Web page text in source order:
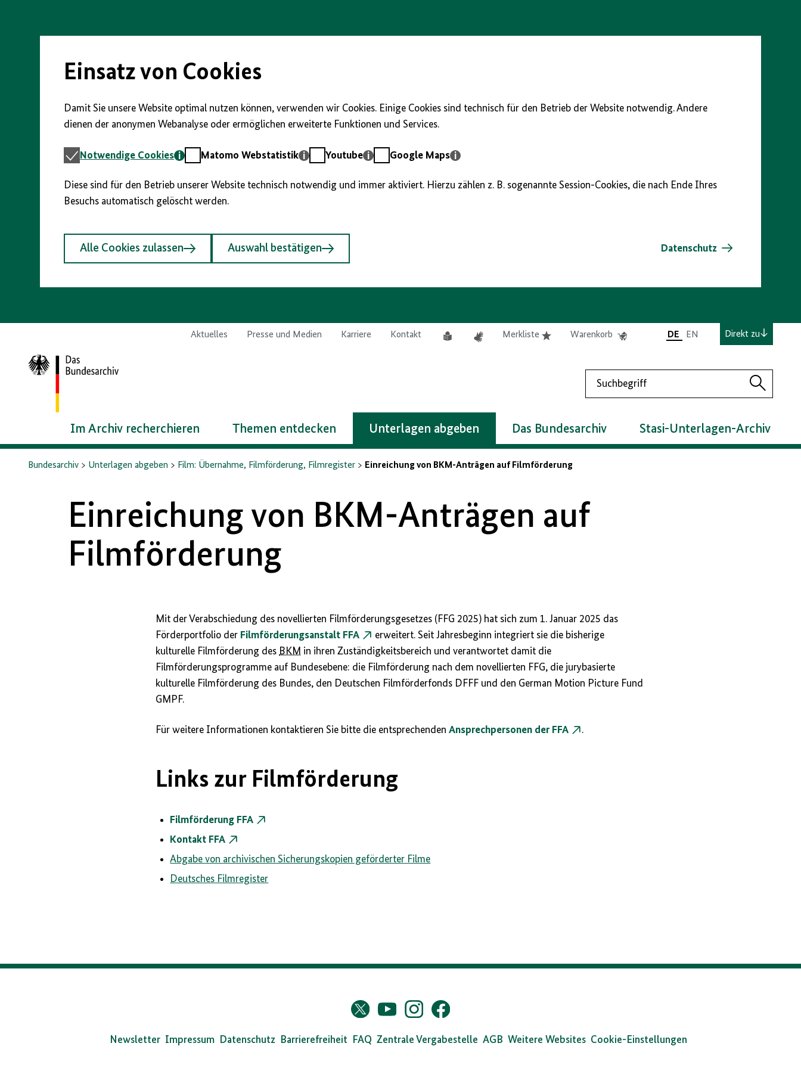
Seiteninhalt
Einsatz von Cookies
Damit Sie unsere Website optimal nutzen können, verwenden wir Cookies. Einige Cookies sind technisch für den Betrieb der Website notwendig. Andere
dienen der anonymen Webanalyse oder ermöglichen erweiterte Funktionen und Services.
Notwendige
Notwendige Cookies
MatomoMatomo Webstatistik YoutubeYoutube
GoogleGoogle Maps
Diese sind für den Betrieb unserer Website technisch notwendig und immer aktiviert. Hierzu zählen z. B. sogenannte Session-Cookies, die nach Ende Ihres
Besuchs automatisch gelöscht werden.
Alle Cookies zulassen Auswahl bestätigen Datenschutz
Aktuelles Presse und Medien Karriere Kontakt
Leichte
Gebärdensprache
Merkliste
ElementeWarenkorb
Elemente
Warenkorb
DE EN Direkt zu
Zur
Startseite
Suchen
Im Archiv recherchieren Themen entdecken Unterlagen abgeben Das Bundesarchiv Stasi-Unterlagen-Archiv
Bundesarchiv Unterlagen abgeben Film: Übernahme, Filmförderung, Filmregister Einreichung von BKM-Anträgen auf Filmförderung
Einreichung von BKM-Anträgen auf
Filmförderung
Mit der Verabschiedung des novellierten Filmförderungsgesetzes (FFG 2025) hat sich zum 1. Januar 2025 das
Förderportfolio der Filmförderungsanstalt FFA
erweitert. Seit Jahresbeginn integriert sie die bisherige
kulturelle Filmförderung des BKM in ihren Zuständigkeitsbereich und verantwortet damit die
Filmförderungsprogramme auf Bundesebene: die Filmförderung nach dem novellierten FFG, die jurybasierte
kulturelle Filmförderung des Bundes, den Deutschen Filmförderfonds DFFF und den German Motion Picture Fund
GMPF.
Für weitere Informationen kontaktieren Sie bitte die entsprechendenAnsprechpersonen der FFA .
Links zur Filmförderung
Filmförderung FFA
Kontakt FFA
Abgabe von archivischen Sicherungskopien geförderter Filme
Deutsches Filmregister
Bundearchiv
Twitter
X
YouTubeInstagramFacebook
Newsletter Impressum Datenschutz Barrierefreiheit FAQ Zentrale Vergabestelle AGB Weitere Websites Cookie-Einstellungen